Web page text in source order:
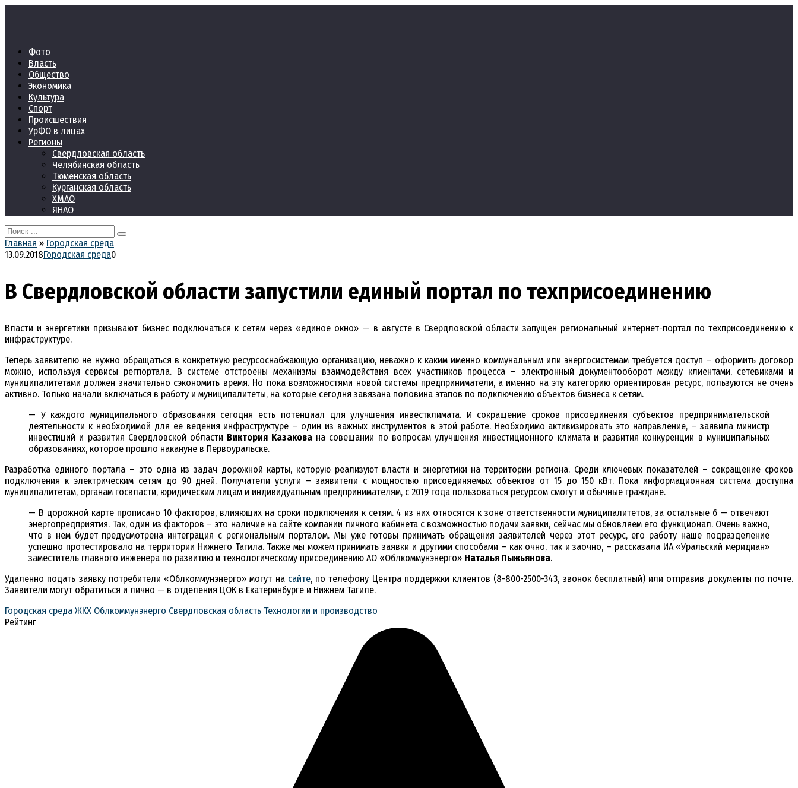
Фото
Власть
Общество
Экономика
Культура
Спорт
Происшествия
УрФО в лицах
Регионы
Свердловская область
Челябинская область
Тюменская область
Курганская область
ХМАО
ЯНАО
Search
for:
Главная » Городская среда
13.09.2018Городская среда0
В Свердловской области запустили единый портал по техприсоединению
Власти и энергетики призывают бизнес подключаться к сетям через «единое окно» — в августе в Свердловской области запущен региональный интернет-портал по техприсоединению к
инфраструктуре.
Теперь заявителю не нужно обращаться в конкретную ресурсоснабжающую организацию, неважно к каким именно коммунальным или энергосистемам требуется доступ – оформить договор
можно, используя сервисы регпортала. В системе отстроены механизмы взаимодействия всех участников процесса – электронный документооборот между клиентами, сетевиками и
муниципалитетами должен значительно сэкономить время. Но пока возможностями новой системы предприниматели, а именно на эту категорию ориентирован ресурс, пользуются не очень
активно. Только начали включаться в работу и муниципалитеты, на которые сегодня завязана половина этапов по подключению объектов бизнеса к сетям.
— У каждого муниципального образования сегодня есть потенциал для улучшения инвестклимата. И сокращение сроков присоединения субъектов предпринимательской
деятельности к необходимой для ее ведения инфраструктуре – один из важных инструментов в этой работе. Необходимо активизировать это направление, – заявила министр
инвестиций и развития Свердловской области Виктория Казакована совещании по вопросам улучшения инвестиционного климата и развития конкуренции в муниципальных
образованиях, которое прошло накануне в Первоуральске.
Разработка единого портала – это одна из задач дорожной карты, которую реализуют власти и энергетики на территории региона. Среди ключевых показателей – сокращение сроков
подключения к электрическим сетям до 90 дней. Получатели услуги – заявители с мощностью присоединяемых объектов от 15 до 150 кВт. Пока информационная система доступна
муниципалитетам, органам госвласти, юридическим лицам и индивидуальным предпринимателям, с 2019 года пользоваться ресурсом смогут и обычные граждане.
— В дорожной карте прописано 10 факторов, влияющих на сроки подключения к сетям. 4 из них относятся к зоне ответственности муниципалитетов, за остальные 6 — отвечают
энергопредприятия. Так, один из факторов – это наличие на сайте компании личного кабинета с возможностью подачи заявки, сейчас мы обновляем его функционал. Очень важно,
что в нем будет предусмотрена интеграция с региональным порталом. Мы уже готовы принимать обращения заявителей через этот ресурс, его работу наше подразделение
успешно протестировало на территории Нижнего Тагила. Также мы можем принимать заявки и другими способами – как очно, так и заочно, – рассказала ИА «Уральский меридиан»
заместитель главного инженера по развитию и технологическому присоединению АО «Облкоммунэнерго» Наталья Пыжьянова.
Удаленно подать заявку потребители «Облкоммунэнерго» могут на сайте, по телефону Центра поддержки клиентов (8-800-2500-343, звонок бесплатный) или отправив документы по почте.
Заявители могут обратиться и лично — в отделения ЦОК в Екатеринбурге и Нижнем Тагиле.
Городская среда ЖКХ Облкоммунэнерго Свердловская область Технологии и производство
Рейтинг